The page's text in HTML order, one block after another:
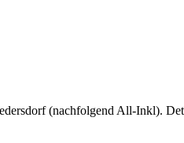
(nachfolgend All-Inkl).